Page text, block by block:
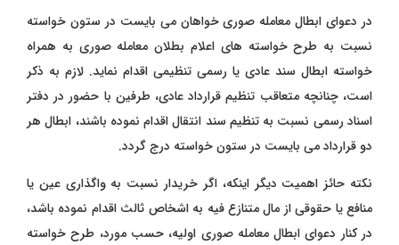
در دعوای ابطال معامله صوری خواهان می بایست در ستون خواسته
نسبت به طرح خواسته های اعلام بطلان معامله صوری به همراه
خواسته ابطال سند عادی یا رسمی تنظیمی اقدام نماید. لازم به ذکر
است، چنانچه متعاقب تنظیم قرارداد عادی، طرفین با حضور در دفتر
اسناد رسمی نسبت به تنظیم سند انتقال اقدام نموده باشند، ابطال هر
دو قرارداد می بایست در ستون خواسته درج گردد.
نکته حائز اهمیت دیگر اینکه، اگر خریدار نسبت به واگذاری عین یا
منافع یا حقوقی از مال متنازع فیه به اشخاص ثالث اقدام نموده باشد،
در کنار دعوای ابطال معامله صوری اولیه، حسب مورد، طرح خواسته